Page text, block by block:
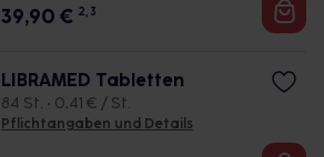
39,90 € 2, 3
LIBRAMED Tabletten
84 St. • 0,41 € / St.
Pflichtangaben und Details